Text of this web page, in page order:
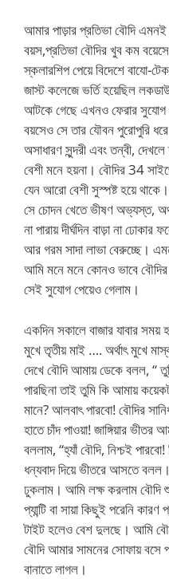
আমার পাড়ার প্রতিভা বৌদি
বয়স,প্রতিভা বৌদির খুব কম
স্কলারশিপ পেয়ে বিদেশে বাযো-
জাস্ট কলেজে ভর্তি হয়েছিল
আটকে গেছে এখনও ফেরার সুযোগ
বয়সেও সে তার যৌবন পুরোপুরি
অসাধারণ সুন্দরী এবং তন্বী,
বেশী মনে হয়না। বৌদির 34
যেন আরো বেশী সুস্পষ্ট হয়ে
সে চোদন খেতে ভীষণ অভ্যস্ত,
না পারায় দীর্ঘদিন বাড়া না
আর গরম সাদা লাভা বেরুচ্ছে।
আমি মনে মনে কোনও ভাবে বৌদির
সেই সুযোগ পেয়েও গেলাম।
একদিন সকালে বাজার যাবার সময়
মুখে তৃতীয় মাই …. অর্থাৎ মুখে
দেখে বৌদি আমায় ডেকে বলল, “
পারছিনা তাই তুমি কি আমায়
মানে? আলবাৎ পারবো! বৌদির
হাতে চাঁদ পাওয়া! জাঙ্গিয়ার
বললাম, “হ্যাঁ বৌদি, নিশ্চই
ধন্যবাদ দিয়ে ভীতরে আসতে
ঢুকলাম। আমি লক্ষ করলাম বৌদি
প্যান্টি বা সায়া কিছুই পরেনি কারণ
টাইট হলেও বেশ দুলছে। আমি
বৌদি আমার সামনের সোফায় বসে
বানাতে লাগল।